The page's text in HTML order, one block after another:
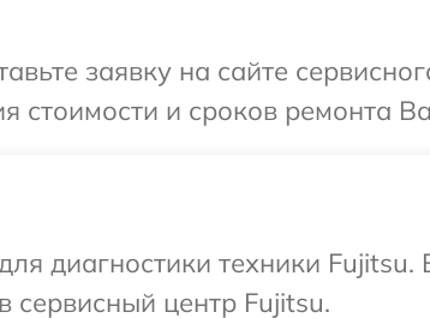
заявку на сайте
стоимости и сроков ремонта
диагностики техники
сервисный центр Fujitsu.